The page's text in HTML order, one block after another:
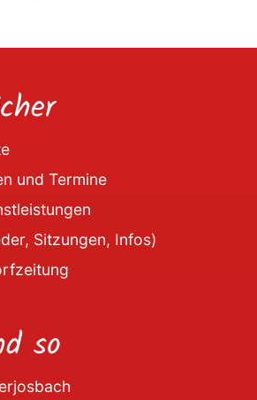
und Termine
Sitzungen, Infos)
so